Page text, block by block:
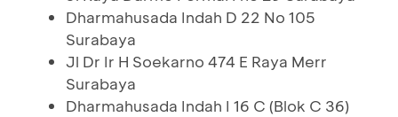
Dharmahusada Indah D 22 No 105
Surabaya
Jl Dr Ir H Soekarno 474 E Raya Merr
Surabaya
Dharmahusada Indah I 16 C (Blok C 36)